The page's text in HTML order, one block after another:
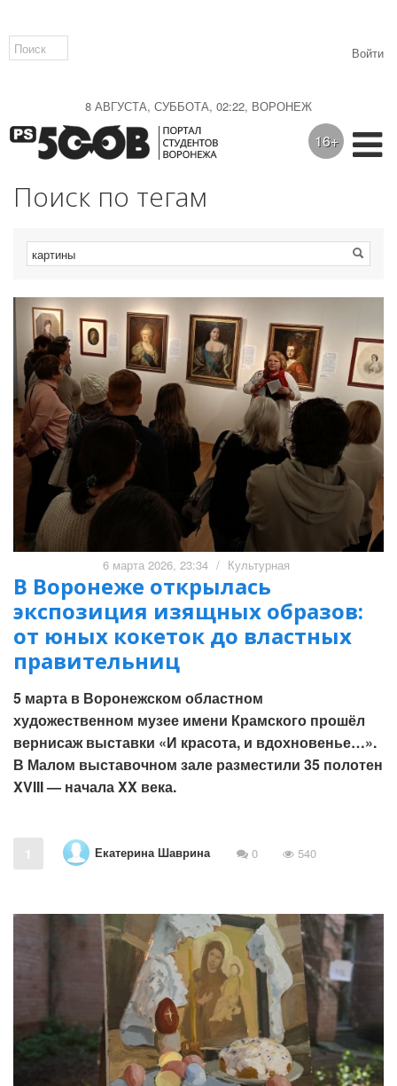
8 АВГУСТА, СУББОТА, 02:22, ВОРОНЕЖ
Войти
16+
Поиск по тегам
6 марта 2026, 23:34 / Культурная
В Воронеже открылась
экспозиция изящных образов:
от юных кокеток до властных
правительниц
5 марта в Воронежском областном
художественном музее имени Крамского прошёл
вернисаж выставки «И красота, и вдохновенье…».
В Малом выставочном зале разместили 35 полотен
XVIII — начала XX века.
1 Екатерина Шаврина 0 540